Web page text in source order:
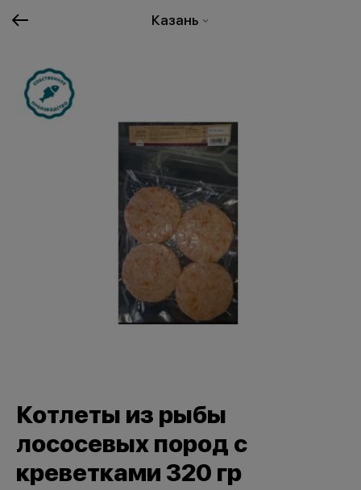
Казань
Котлеты из рыбы
лососевых пород с
креветками 320 гр